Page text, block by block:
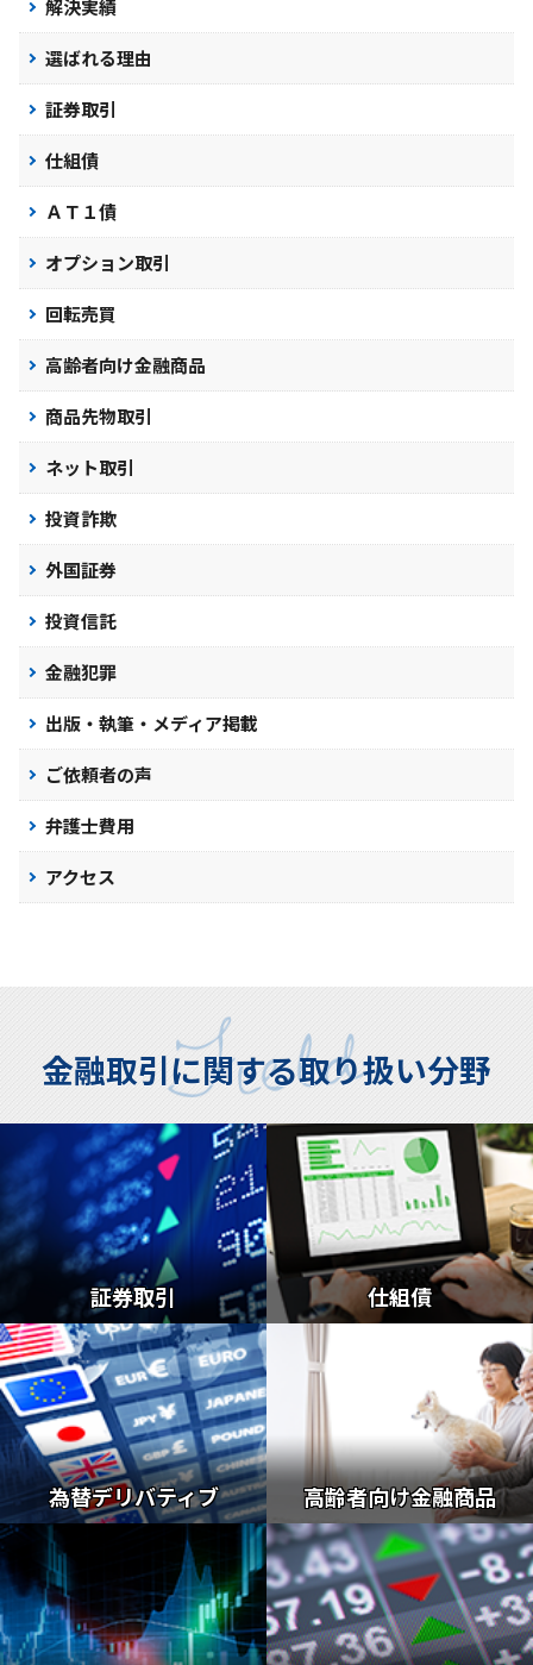
解決実績
選ばれる理由
証券取引
仕組債
ＡＴ１債
オプション取引
回転売買
高齢者向け金融商品
商品先物取引
ネット取引
投資詐欺
外国証券
投資信託
金融犯罪
出版・執筆・メディア掲載
ご依頼者の声
弁護士費用
アクセス
金融取引に関する取り扱い分野
証券取引 仕組債
為替デリバティブ 高齢者向け金融商品